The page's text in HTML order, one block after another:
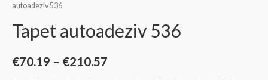
autoadeziv 536
Tapet autoadeziv 536
€70.19 – €210.57